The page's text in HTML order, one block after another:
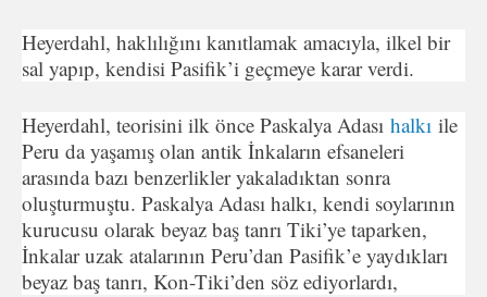
Heyerdahl, haklılığını kanıtlamak amacıyla, ilkel bir
sal ya­pıp, kendisi Pasifik’i geçmeye karar verdi.
Heyerdahl, teorisini ilk önce Paskalya Adası halkı ile
Pe­ru da yaşamış olan antik İnkaların efsaneleri
arasında bazı ben­zerlikler yakaladıktan sonra
oluşturmuştu. Paskalya Adası halkı, kendi soylarının
kurucusu olarak beyaz baş tanrı Tiki’ye tapar­ken,
İnkalar uzak atalarının Peru’dan Pasifik’e yaydıkları
beyaz baş tanrı, Kon-Tiki’den söz ediyorlardı,